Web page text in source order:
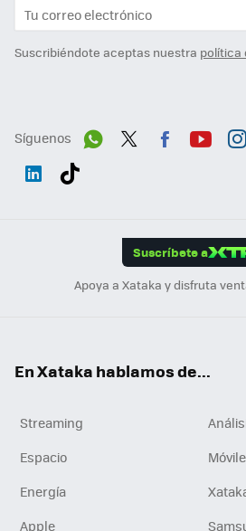
Suscribiéndote aceptas nuestra política
Síguenos
Suscríbete a
Apoya a Xataka y disfruta
En Xataka hablamos de...
Streaming
Espacio
Energía
Apple